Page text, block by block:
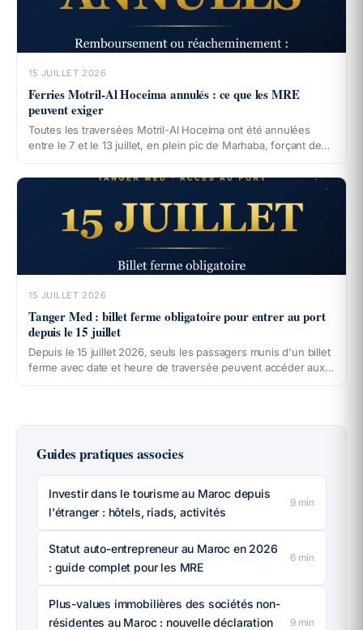
15 JUILLET 2026
Ferries Motril-Al Hoceima annulés : ce que les MRE
peuvent exiger
Toutes les traversées Motril-Al Hoceima ont été annulées
entre le 7 et le 13 juillet, en plein pic de Marhaba, forçant des
de route en plus. Ce que beaucoup ignorent : le départ ayant
s'applique. Remboursement, réacheminement, assistance,
indemnisation : vos droits, étape par étape.
15 JUILLET 2026
Tanger Med : billet ferme obligatoire pour entrer au port
depuis le 15 juillet
Depuis le 15 juillet 2026, seuls les passagers munis d'un billet
ferme avec date et heure de traversée peuvent accéder aux
passer sans blocage pendant le pic de Marhaba 2026.
Guides pratiques associes
Investir dans le tourisme au Maroc depuis
l'étranger : hôtels, riads, activités
9min
Statut auto-entrepreneur au Maroc en 2026
: guide complet pour les MRE
6min
Plus-values immobilières des sociétés non-
résidentes au Maroc : nouvelle déclaration
9min